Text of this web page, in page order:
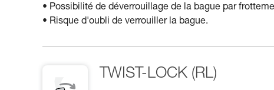
• Possibilité de déverrouillage de la bague par
• Risque d'oubli de verrouiller la bague.
TWIST-LOCK (RL)